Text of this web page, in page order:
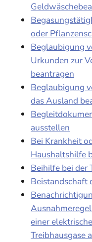
oder
Beglaubigung
Urkunden zur
beantragen
Beglaubigung
das Ausland
ausstellen
Bei Krankheit
Haushaltshilfe
Beihilfe bei der
Beistandschaft
einer
Treibhausgase